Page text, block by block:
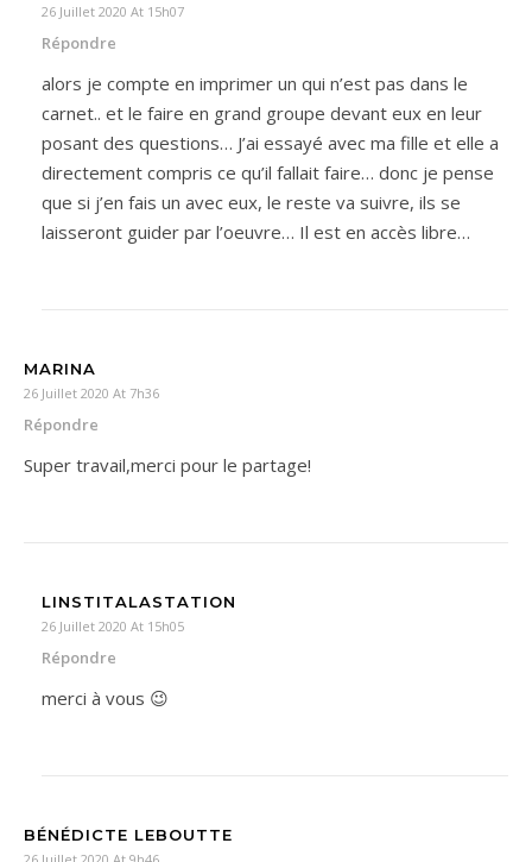
26 Juillet 2020 At 15h07
Répondre
alors je compte en imprimer un qui n’est pas dans le
carnet.. et le faire en grand groupe devant eux en leur
posant des questions… J’ai essayé avec ma fille et elle a
directement compris ce qu’il fallait faire… donc je pense
que si j’en fais un avec eux, le reste va suivre, ils se
laisseront guider par l’oeuvre… Il est en accès libre…
MARINA
26 Juillet 2020 At 7h36
Répondre
Super travail,merci pour le partage!
LINSTITALASTATION
26 Juillet 2020 At 15h05
Répondre
merci à vous 😉
BÉNÉDICTE LEBOUTTE
26 Juillet 2020 At 9h46